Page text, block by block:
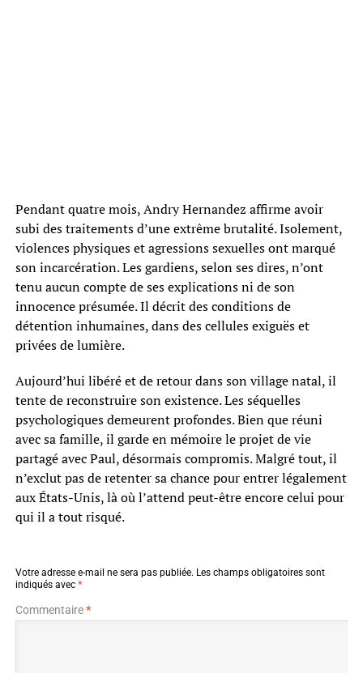
Pendant quatre mois, Andry Hernandez affirme avoir
subi des traitements d’une extrême brutalité. Isolement,
violences physiques et agressions sexuelles ont marqué
son incarcération. Les gardiens, selon ses dires, n’ont
tenu aucun compte de ses explications ni de son
innocence présumée. Il décrit des conditions de
détention inhumaines, dans des cellules exiguës et
privées de lumière.
Aujourd’hui libéré et de retour dans son village natal, il
tente de reconstruire son existence. Les séquelles
psychologiques demeurent profondes. Bien que réuni
avec sa famille, il garde en mémoire le projet de vie
partagé avec Paul, désormais compromis. Malgré tout, il
n’exclut pas de retenter sa chance pour entrer légalement
aux États-Unis, là où l’attend peut-être encore celui pour
qui il a tout risqué.
Votre adresse e-mail ne sera pas publiée. Les champs obligatoires sont
indiqués avec *
Commentaire*